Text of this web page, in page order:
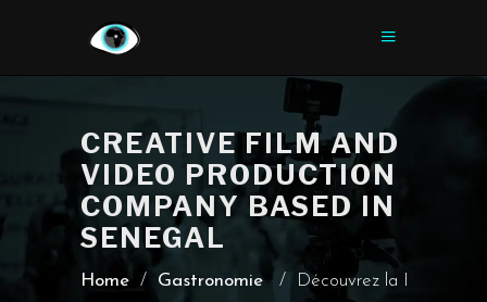
CREATIVE FILM AND
VIDEO PRODUCTION
COMPANY BASED IN
SENEGAL
Home / Gastronomie / Découvrez la